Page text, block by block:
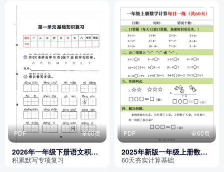
PDF 全60页
2026年一年级下册语文积累
与默写期末复习卷（含答
案）
积累默写专项复习
PDF 全60页
2025年新版一年级上册数学
计算每日一练（60天）
60天夯实计算基础